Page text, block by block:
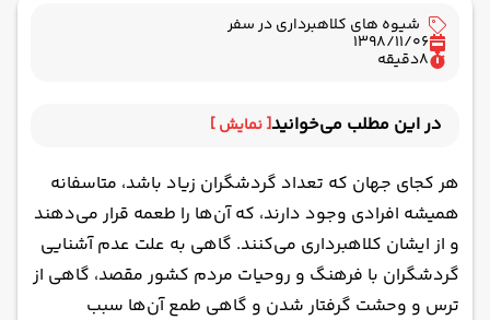
شیوه های کلاهبرداری در سفر
1398/11/06
8دقیقه
در این مطلب می‌خوانید[ نمایش ]
خسارت موتور یا دوچرخه کرایه‌ای
عدم استفاده از تاکسی‌متر
فروش بلیط‌های جعلی
پیشنهاد عکس گروهی
هر کجای جهان که تعداد گردشگران زیاد باشد، متاسفانه
همیشه افرادی وجود دارند، که آن‌ها را طعمه قرار می‌دهند
و از ایشان کلاهبرداری می‌کنند. گاهی به علت عدم آشنایی
گردشگران با فرهنگ و روحیات مردم کشور مقصد، گاهی از
ترس و وحشت گرفتار شدن و گاهی طمع آن‌ها سبب